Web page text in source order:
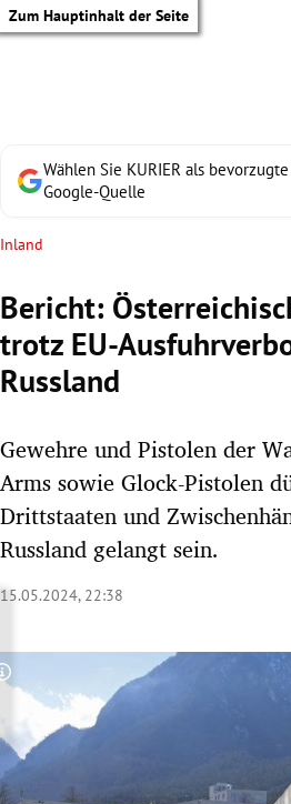
Zum Hauptinhalt der Seite
Untermenü
Untermenü
Untermenü
Untermenü
Wählen Sie KURIER als bevorzugte
Google-Quelle
Inland
Bericht:
trotz EU-
Russland
Gewehre und Pistolen der
Arms sowie Glock-Pistolen
Drittstaaten und
Russland gelangt sein.
15.05.2024, 22:38
Copyright-Hinweis öffnen/schließen